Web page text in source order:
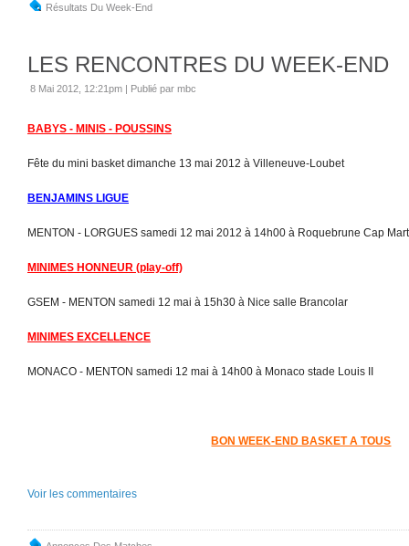
Résultats Du Week-End
LES RENCONTRES DU WEEK-END
8 Mai 2012, 12:21pm | Publié par mbc
BABYS - MINIS - POUSSINS
Fête du mini basket dimanche 13 mai 2012 à Villeneuve-Loubet
BENJAMINS LIGUE
MENTON - LORGUES samedi 12 mai 2012 à 14h00 à Roquebrune Cap
MINIMES HONNEUR (play-off)
GSEM - MENTON samedi 12 mai à 15h30 à Nice salle Brancolar
MINIMES EXCELLENCE
MONACO - MENTON samedi 12 mai à 14h00 à Monaco stade Louis II
BON WEEK-END BASKET A TOUS
Voir les commentaires